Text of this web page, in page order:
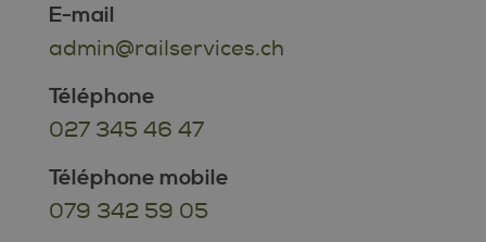
E-mail
admin@railservices.ch
Téléphone
027 345 46 47
Téléphone mobile
079 342 59 05